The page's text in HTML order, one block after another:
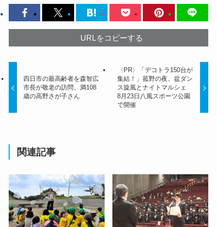
URLをコピーする
四日市の最高齢者を森智広
市長が敬老の訪問、満108
歳の高野さが子さん
〈PR〉「デコトラ150台が
集結！」菰野の夜、盆ダン
ス旋風とナイトマルシェ
8月23日八風スポーツ公園
で開催
関連記事